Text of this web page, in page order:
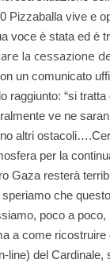
Pizzaballa vive e
voce è stata ed è
la cessazione
un comunicato
raggiunto: “si
ve ne
altri
per la
Gaza resterà
che
poco a poco,
a come ricostruire
line) del Cardinale,